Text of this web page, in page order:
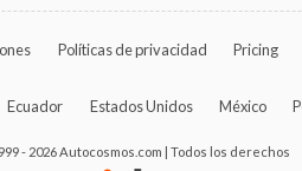
Políticas de privacidad Pricing
Ecuador Estados Unidos México
- 2026 Autocosmos.com | Todos los derechos